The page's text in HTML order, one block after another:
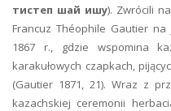
тистеп шай ишу). Zwrócili
Francuz Théophile Gautier
1867 r., gdzie wspomina
karakułowych czapkach,
(Gautier 1871, 21). Wraz z
kazachskiej ceremonii